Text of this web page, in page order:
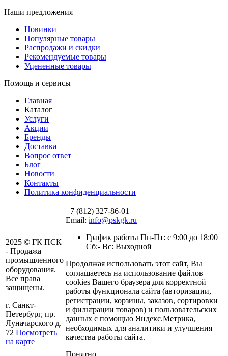
Наши предложения
Новинки
Популярные товары
Распродажи и скидки
Рекомендуемые товары
Уцененные товары
Помощь и сервисы
Главная
Каталог
Услуги
Акции
Бренды
Доставка
Вопрос ответ
Блог
Новости
Контакты
Политика конфиденциальности
2025 © ГК ПСК
- Продажа
промышленного
оборудования.
Все права
защищены.
г. Санкт-
Петербург, пр.
Луначарского д.
72 Посмотреть
на карте
+7 (812) 327-86-01
Email: info@pskgk.ru
График работы Пн-Пт: с 9:00 до 18:00
Сб:- Вс: Выходной
Продолжая использовать этот сайт, Вы
соглашаетесь на использование файлов
cookies Вашего браузера для корректной
работы функционала сайта (авторизации,
регистрации, корзины, заказов, сортировки
и фильтрации товаров) и пользовательских
данных с помощью Яндекс.Метрика,
необходимых для аналитики и улучшения
качества работы сайта.